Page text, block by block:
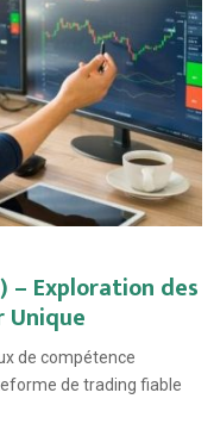
– Exploration des
de compétence
de trading fiable